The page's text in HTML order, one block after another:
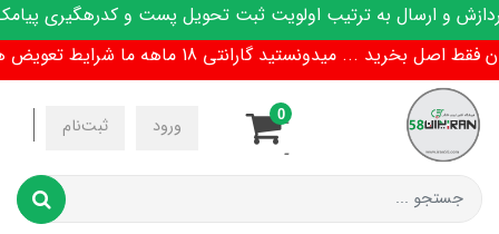
و ارسال به ترتیب اولویت ثبت تحویل پست و کدرهگیری پیامک
بخرید ... میدونستید گارانتی 18 ماهه ما شرایط تعویض هم داره !
ورود ثبت‌نام
-
-
0